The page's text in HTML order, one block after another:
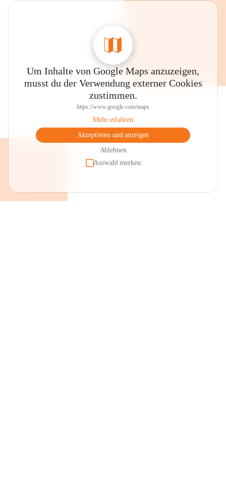
Um Inhalte von Google Maps anzuzeigen,
musst du der Verwendung externer Cookies
zustimmen.
https://www.google.com/maps
Mehr erfahren
Akzeptieren und anzeigen
Ablehnen
Auswahl merken